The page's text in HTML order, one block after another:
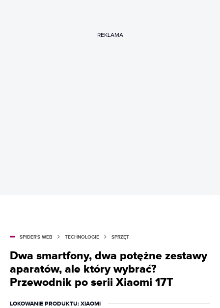
REKLAMA
SPIDER'S WEB TECHNOLOGIE SPRZĘT
Dwa smartfony, dwa potężne zestawy
aparatów, ale który wybrać?
Przewodnik po serii Xiaomi 17T
LOKOWANIE PRODUKTU: XIAOMI